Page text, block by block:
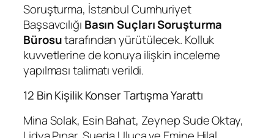
Soruşturma, İstanbul Cumhuriyet
Başsavcılığı Basın Suçları Soruşturma
Bürosutarafından yürütülecek. Kolluk
kuvvetlerine de konuya ilişkin inceleme
yapılması talimatı verildi.
12 Bin Kişilik Konser Tartışma Yarattı
Mina Solak, Esin Bahat, Zeynep Sude Oktay,